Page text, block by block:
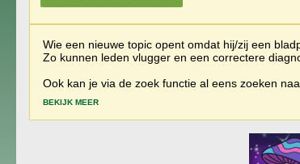
Wie een nieuwe topic opent omdat hij/zij een
Zo kunnen leden vlugger en een correctere
Ook kan je via de zoek functie al eens zoeken
BEKIJK MEER